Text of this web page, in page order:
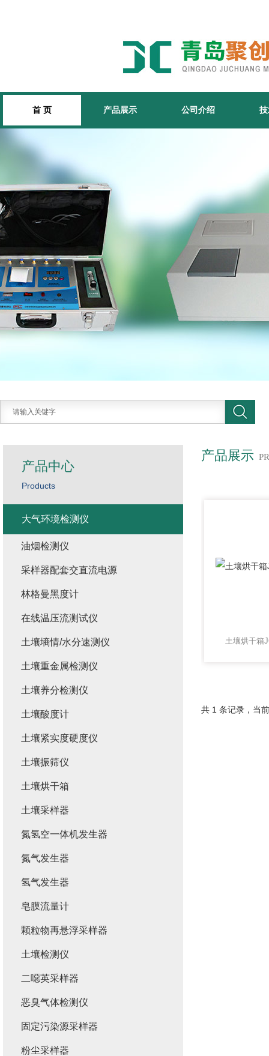
首 页 产品展示 公司介绍
产品展示
土壤烘干箱
共 1 条记录，当
产品中心
Products
大气环境检测仪
油烟检测仪
采样器配套交直流电源
林格曼黑度计
在线温压流测试仪
土壤墒情/水分速测仪
土壤重金属检测仪
土壤养分检测仪
土壤酸度计
土壤紧实度硬度仪
土壤振筛仪
土壤烘干箱
土壤采样器
氮氢空一体机发生器
氮气发生器
氢气发生器
皂膜流量计
颗粒物再悬浮采样器
土壤检测仪
二噁英采样器
恶臭气体检测仪
固定污染源采样器
粉尘采样器